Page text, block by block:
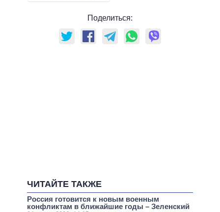
Поделиться:
ЧИТАЙТЕ ТАКЖЕ
Россия готовится к новым военным
конфликтам в ближайшие годы – Зеленский